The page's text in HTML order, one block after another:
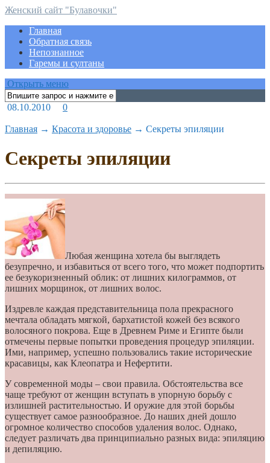
Женский сайт "Булавочки"
Главная
Обратная связь
Непознанное
Гаремы и султаны
Открыть меню
08.10.2010 0
Главная → Красота и здоровье → Секреты эпиляции
Секреты эпиляции
Любая женщина хотела бы выглядеть
безупречно, и избавиться от всего того, что может подпортить
ее безукоризненный облик: от лишних килограммов, от
лишних морщинок, от лишних волос.
Издревле каждая представительница пола прекрасного
мечтала обладать мягкой, бархатистой кожей без всякого
волосяного покрова. Еще в Древнем Риме и Египте были
отмечены первые попытки проведения процедур эпиляции.
Ими, например, успешно пользовались такие исторические
красавицы, как Клеопатра и Нефертити.
У современной моды – свои правила. Обстоятельства все
чаще требуют от женщин вступать в упорную борьбу с
излишней растительностью. И оружие для этой борьбы
существует самое разнообразное. До наших дней дошло
огромное количество способов удаления волос. Однако,
следует различать два принципиально разных вида: эпиляцию
и депиляцию.